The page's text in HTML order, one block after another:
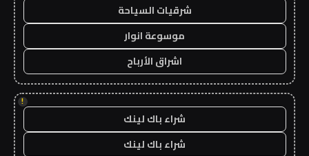
شرقيات السياحة
موسوعة انوار
اشراق الأرباح
!
شراء باك لينك
شراء باك لينك